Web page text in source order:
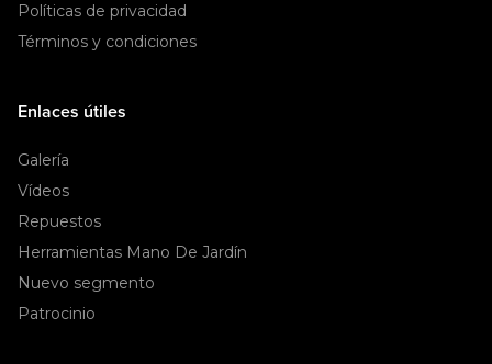
Políticas de privacidad
Términos y condiciones
Enlaces útiles
Galería
Vídeos
Repuestos
Herramientas Mano De Jardín
Nuevo segmento
Patrocinio